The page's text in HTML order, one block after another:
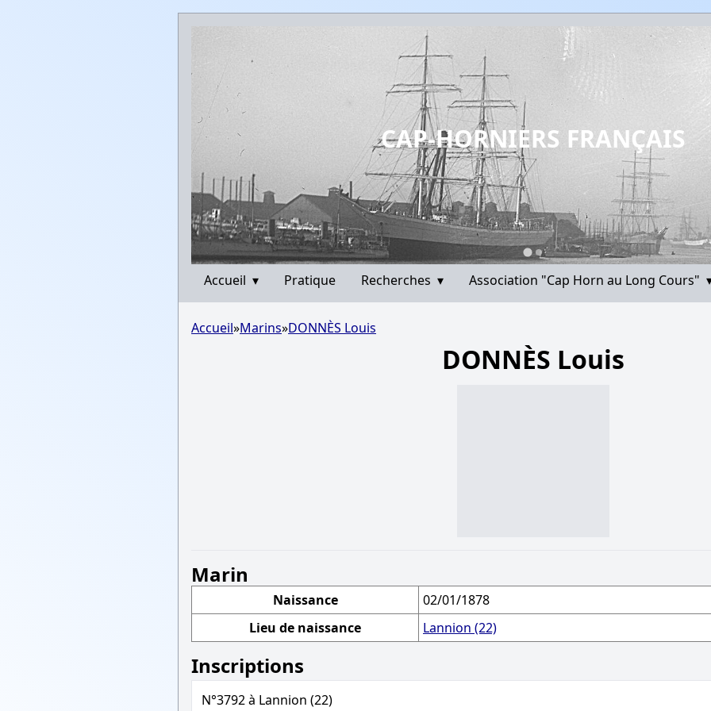
CAP-HORNIERS FRANÇAIS
Accueil ▾ Pratique Recherches ▾ Association "Cap Horn au Long Cours"
Accueil»Marins»DONNÈS Louis
DONNÈS Louis
Marin
Naissance
02/01/1878
Lieu de naissance
Lannion (22)
Inscriptions
N°3792 à Lannion (22)